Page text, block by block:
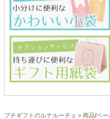
プチギフトのルナルーチェ ＞ 商品/ペー